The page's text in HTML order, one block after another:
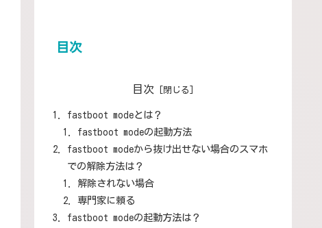
目次
目次
fastboot modeとは？
fastboot modeの起動方法
fastboot modeから抜け出せない場合のスマホ
での解除方法は？
解除されない場合
専門家に頼る
fastboot modeの起動方法は？